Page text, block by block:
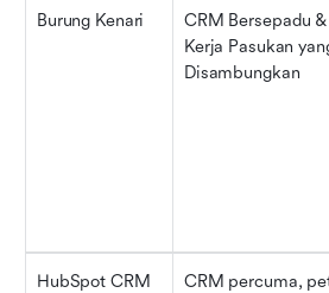
Burung Kenari
CRM Bersepadu
Kerja Pasukan
Disambungkan
HubSpot CRM
CRM percuma,